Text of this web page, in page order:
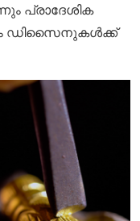
പ്രാദേശിക
ഡിസൈനുകൾക്ക്